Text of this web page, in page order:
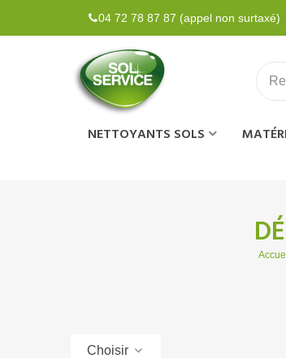
04 72 78 87 87 (appel non surtaxé)
NETTOYANTS SOLS
Choisir